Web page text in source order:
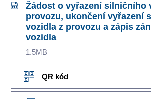
Žádost o vyřazení silničního
provozu, ukončení vyřazení
vozidla z provozu a zápis
vozidla
1.5MB
QR kód